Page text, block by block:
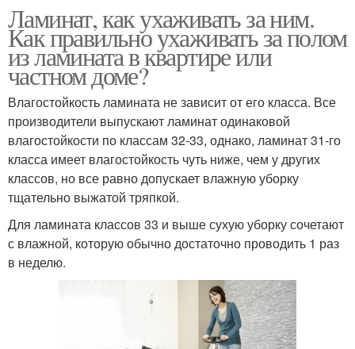
Ламинат, как ухаживать за ним.
Как правильно ухаживать за полом
из ламината в квартире или
частном доме?
Влагостойкость ламината не зависит от его класса. Все
производители выпускают ламинат одинаковой
влагостойкости по классам 32-33, однако, ламинат 31-го
класса имеет влагостойкость чуть ниже, чем у других
классов, но все равно допускает влажную уборку
тщательно выжатой тряпкой.
Для ламината классов 33 и выше сухую уборку сочетают
с влажной, которую обычно достаточно проводить 1 раз
в неделю.